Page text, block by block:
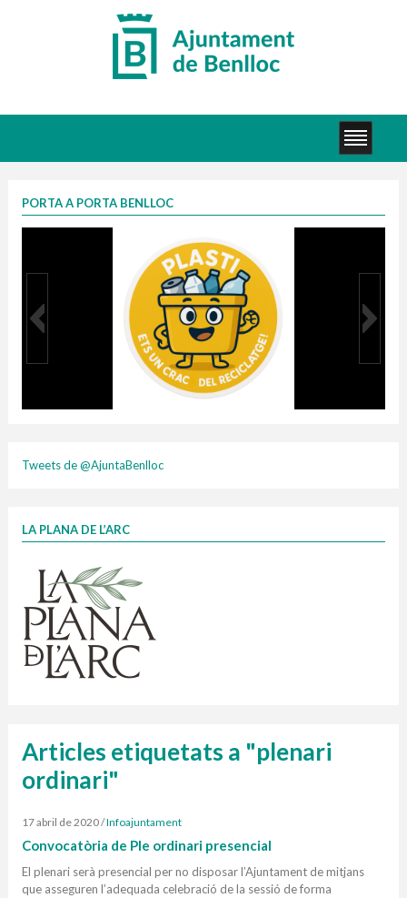
PORTA A PORTA BENLLOC
1 contenidors intel·ligents
Finançat per la Unió Europea – NextGenerationEU
Tweets de @AjuntaBenlloc
LA PLANA DE L’ARC
Articles etiquetats a "plenari
ordinari"
17 abril de 2020/Infoajuntament
Convocatòria de Ple ordinari presencial
El plenari serà presencial per no disposar l’Ajuntament de mitjans
que asseguren l’adequada celebració de la sessió de forma